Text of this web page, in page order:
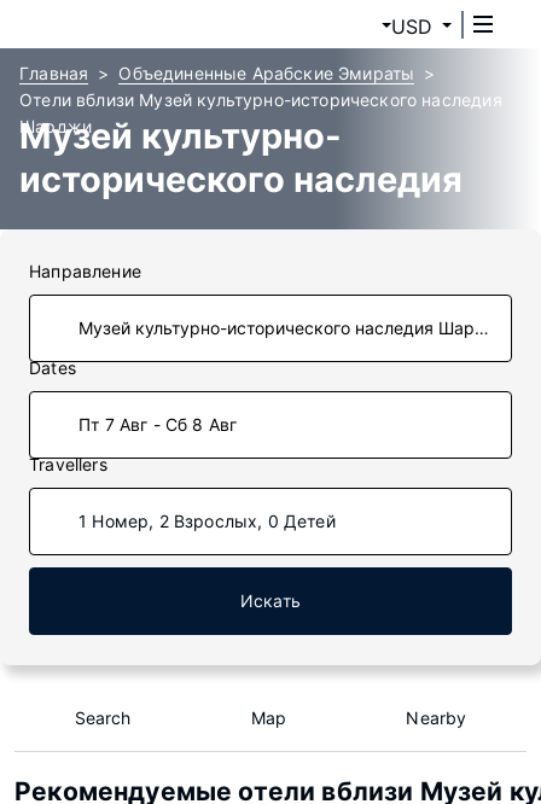
USD
Главная
Объединенные Арабские Эмираты
Отели вблизи Музей культурно-исторического наследия
Шарджи
Музей культурно-
исторического наследия
Шарджи гостиницы
Направление
Dates
Пт 7 Авг - Сб 8 Авг
Travellers
1 Номер, 2 Взрослых, 0 Детей
Искать
Search Map Nearby
Рекомендуемые отели вблизи Музей